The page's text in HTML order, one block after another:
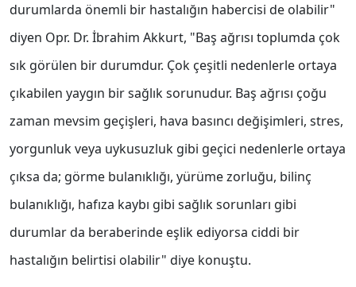
durumlarda önemli bir hastalığın habercisi de olabilir"
diyen Opr. Dr. İbrahim Akkurt, "Baş ağrısı toplumda çok
sık görülen bir durumdur. Çok çeşitli nedenlerle ortaya
çıkabilen yaygın bir sağlık sorunudur. Baş ağrısı çoğu
zaman mevsim geçişleri, hava basıncı değişimleri, stres,
yorgunluk veya uykusuzluk gibi geçici nedenlerle ortaya
çıksa da; görme bulanıklığı, yürüme zorluğu, bilinç
bulanıklığı, hafıza kaybı gibi sağlık sorunları gibi
durumlar da beraberinde eşlik ediyorsa ciddi bir
hastalığın belirtisi olabilir" diye konuştu.